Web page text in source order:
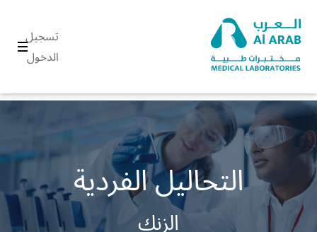
تسجيل
الدخول
التحاليل الفردية
الزنك